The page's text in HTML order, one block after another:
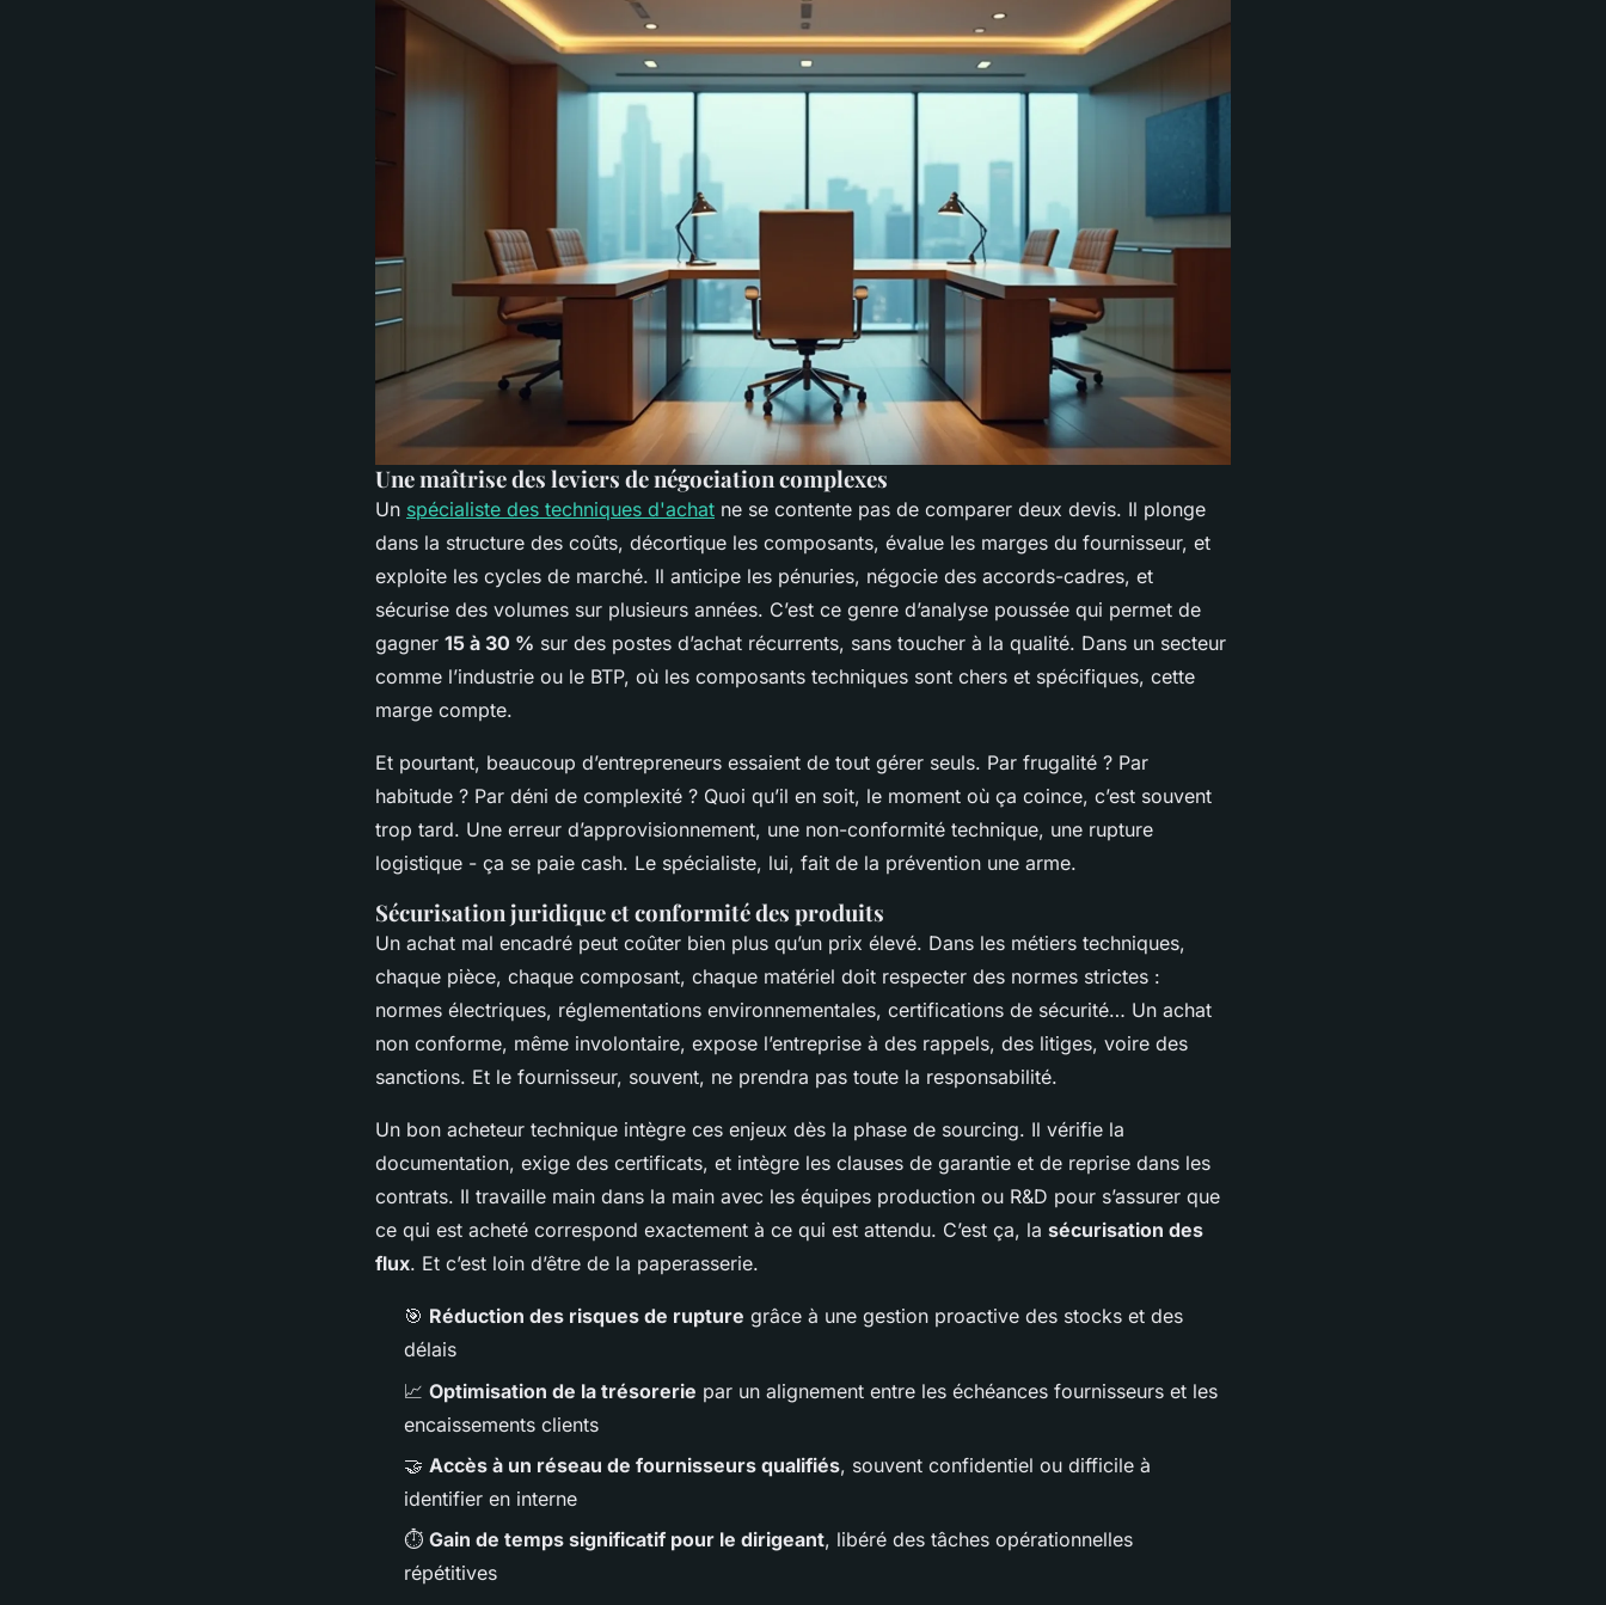
Une maîtrise des leviers de négociation complexes
Un spécialiste des techniques d'achat ne se contente pas de comparer deux devis. Il plonge
dans la structure des coûts, décortique les composants, évalue les marges du fournisseur, et
exploite les cycles de marché. Il anticipe les pénuries, négocie des accords-cadres, et
sécurise des volumes sur plusieurs années. C’est ce genre d’analyse poussée qui permet de
gagner 15 à 30 % sur des postes d’achat récurrents, sans toucher à la qualité. Dans un secteur
comme l’industrie ou le BTP, où les composants techniques sont chers et spécifiques, cette
marge compte.
Et pourtant, beaucoup d’entrepreneurs essaient de tout gérer seuls. Par frugalité ? Par
habitude ? Par déni de complexité ? Quoi qu’il en soit, le moment où ça coince, c’est souvent
trop tard. Une erreur d’approvisionnement, une non-conformité technique, une rupture
logistique - ça se paie cash. Le spécialiste, lui, fait de la prévention une arme.
Sécurisation juridique et conformité des produits
Un achat mal encadré peut coûter bien plus qu’un prix élevé. Dans les métiers techniques,
chaque pièce, chaque composant, chaque matériel doit respecter des normes strictes :
normes électriques, réglementations environnementales, certifications de sécurité… Un achat
non conforme, même involontaire, expose l’entreprise à des rappels, des litiges, voire des
sanctions. Et le fournisseur, souvent, ne prendra pas toute la responsabilité.
Un bon acheteur technique intègre ces enjeux dès la phase de sourcing. Il vérifie la
documentation, exige des certificats, et intègre les clauses de garantie et de reprise dans les
contrats. Il travaille main dans la main avec les équipes production ou R&D pour s’assurer que
ce qui est acheté correspond exactement à ce qui est attendu. C’est ça, la sécurisation des
flux. Et c’est loin d’être de la paperasserie.
🎯 Réduction des risques de rupture grâce à une gestion proactive des stocks et des
délais
📈 Optimisation de la trésorerie par un alignement entre les échéances fournisseurs et les
encaissements clients
🤝 Accès à un réseau de fournisseurs qualifiés, souvent confidentiel ou difficile à
identifier en interne
⏱️ Gain de temps significatif pour le dirigeant, libéré des tâches opérationnelles
répétitives